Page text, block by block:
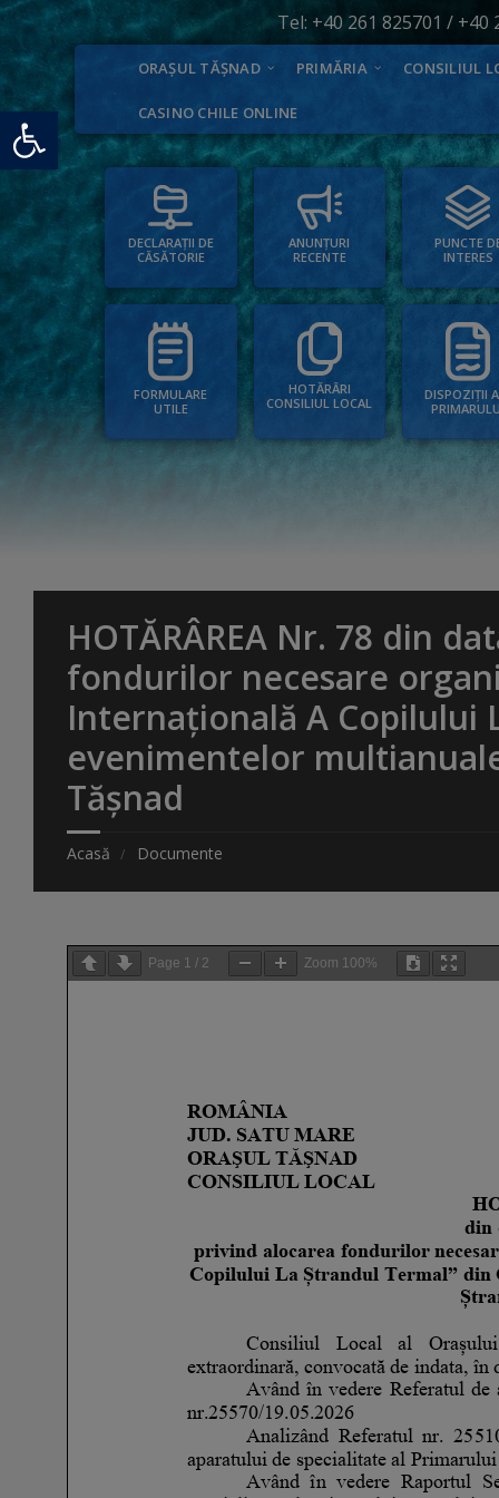
Deschide bara de unelte
Tel: +40 261 825701 / +40
ORAȘUL TĂȘNAD PRIMĂRIA CONSILIUL
CASINO CHILE ONLINE
DECLARAȚII DE
CĂSĂTORIE
ANUNȚURI
RECENTE
PUNCTE
INTERES
FORMULARE
UTILE
HOTĂRÂRI
CONSILIUL LOCAL
DISPOZIȚII
HOTĂRÂREA Nr. 78 din
fondurilor necesare
Internațională A Copilului
evenimentelor
Tășnad
Acasă Documente
Page 1 / 2 Zoom 100%